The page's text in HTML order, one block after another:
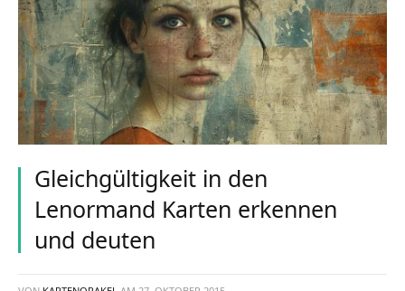
Gleichgültigkeit in den
Lenormand Karten erkennen
und deuten